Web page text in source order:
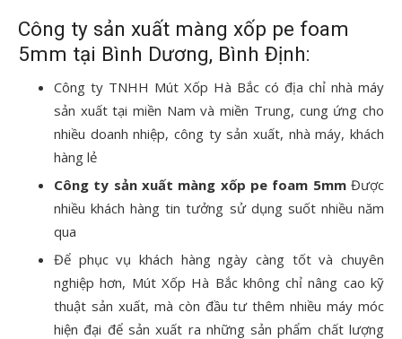
Công ty sản xuất màng xốp pe foam
5mm tại Bình Dương, Bình Định:
Công ty TNHH Mút Xốp Hà Bắc có địa chỉ nhà máy
sản xuất tại miền Nam và miền Trung, cung ứng cho
nhiều doanh nhiệp, công ty sản xuất, nhà máy, khách
hàng lẻ
Công ty sản xuất màng xốp pe foam 5mm Được
nhiều khách hàng tin tưởng sử dụng suốt nhiều năm
qua
Để phục vụ khách hàng ngày càng tốt và chuyên
nghiệp hơn, Mút Xốp Hà Bắc không chỉ nâng cao kỹ
thuật sản xuất, mà còn đầu tư thêm nhiều máy móc
hiện đại để sản xuất ra những sản phẩm chất lượng